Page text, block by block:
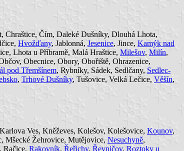
Chraštice, Čím, Daleké Dušníky, Dlouhá Lhota,
Hvožďany, Jablonná, Jesenice, Jince, Kamýk nad
Lhota u Příbramě, Malá Hraštice, Milešov, Milín,
Obecnice, Obory, Obořiště, Ohrazenice,
pod Třemšínem, Rybníky, Sádek, Sedlčany, Sedlec-
, Trhové Dušníky, Tušovice, Velká Lečice, Věšín,
Ves, Kněževes, Kolešov, Kolešovice, Kounov,
Mšecké Žehrovice, Mutějovice, Nesuchyně,
Račice, Rakovník, Řeřichy, Řevničov, Roztoky u